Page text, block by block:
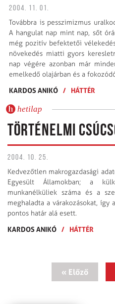
2004. 11. 01.
Továbbra is pesszimizmus
A hangulat nap mint nap, sőt
még pozitív befektetői
növekedés miatti gyors
nap végére azonban már
emelkedő olajárban és a
KARDOS ANIKÓ / HÁTTÉR
hetilap
TÖRTÉNELMI
2004. 10. 25.
Kedvezőtlen makrogazdasági
Egyesült Államokban; a
munkanélküliek száma és a
meghaladta a várakozásokat,
pontos határ alá esett.
KARDOS ANIKÓ / HÁTTÉR
« Előző